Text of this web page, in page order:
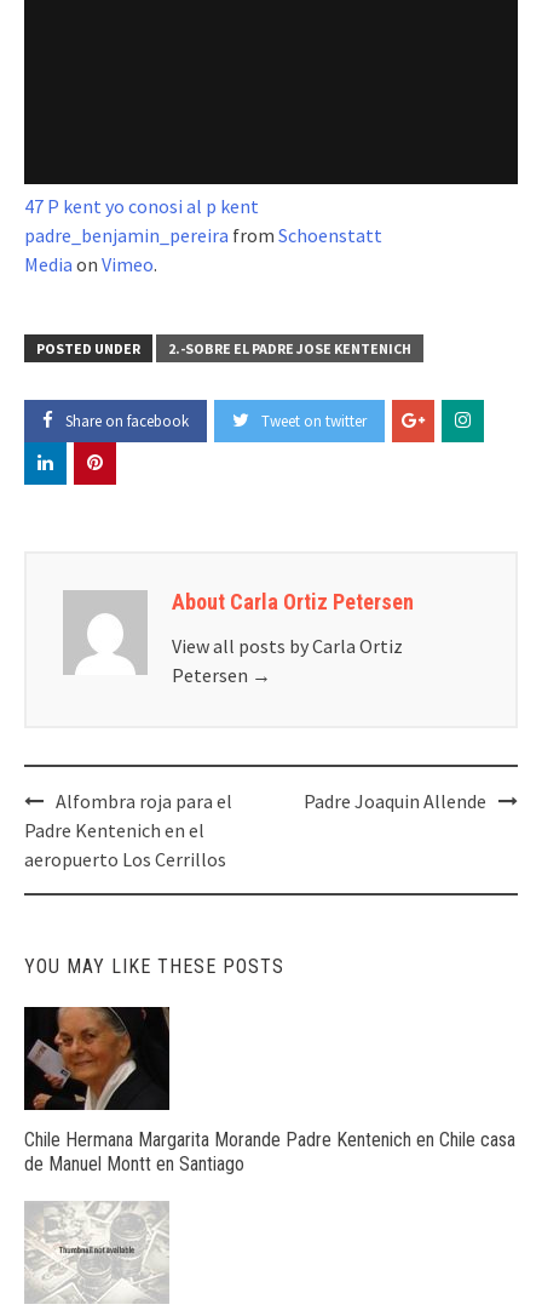
47 P kent yo conosi al p kent
padre_benjamin_pereira from Schoenstatt
Media on Vimeo.
POSTED UNDER 2.-SOBRE EL PADRE JOSE KENTENICH
Share on facebook Tweet on twitter
About Carla Ortiz Petersen
View all posts by Carla Ortiz
Petersen →
Post
navigation
Alfombra roja para el
Padre Kentenich en el
aeropuerto Los Cerrillos
Padre Joaquin Allende
YOU MAY LIKE THESE POSTS
Chile Hermana Margarita Morande Padre Kentenich en Chile casa
de Manuel Montt en Santiago